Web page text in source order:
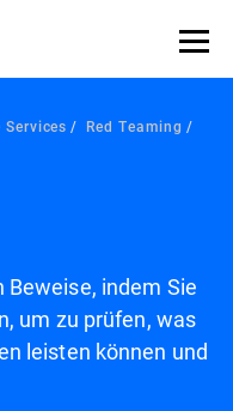
Red Teaming
indem Sie
um zu prüfen, was
leisten können und